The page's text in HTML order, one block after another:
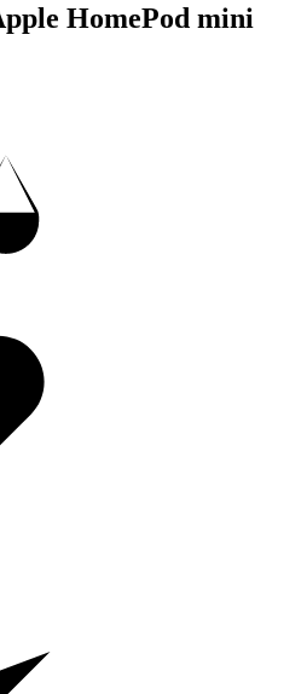
HomePod mini